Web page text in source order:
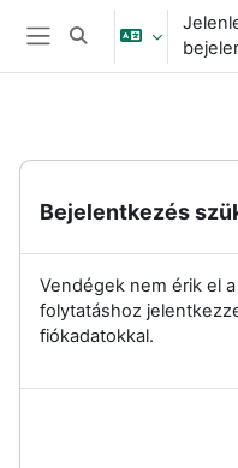
Tovább a fő tartalomhoz
Oldalpanel
Keresési bemeneti
Bejelentkezés
Vendégek nem érik el
folytatáshoz
fiókadatokkal.